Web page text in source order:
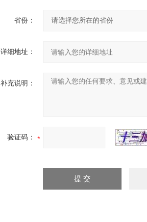
省份：
详细地址：
补充说明：
验证码：